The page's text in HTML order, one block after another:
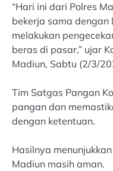
“Hari ini dari Polres
bekerja sama dengan
melakukan
beras di pasar,” ujar
Madiun, Sabtu (2/3/
Tim Satgas Pangan
pangan dan
dengan ketentuan.
Hasilnya
Madiun masih aman.